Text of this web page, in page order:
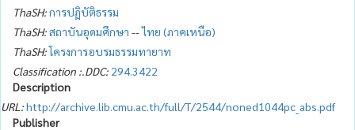
ThaSH:การปฏิบัติธรรม
ThaSH:สถาบันอุดมศึกษา --ไทย (ภาคเหนือ)
ThaSH:โครงการอบรมธรรมทายาท
Classification :.DDC: 294.3422
Description
URL:http://archive.lib.cmu.ac.th/full/T/2544/noned1044pc_abs.pdf
Publisher